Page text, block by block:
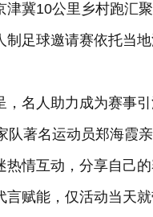
津冀10公里乡村跑汇
足球邀请赛依托当
名人助力成为赛事
队著名运动员郑海霞
情互动，分享自己
赋能，仅活动当天